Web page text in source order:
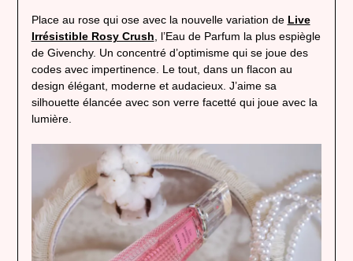
Place au rose qui ose avec la nouvelle variation de Live
Irrésistible Rosy Crush , l’Eau de Parfum la plus espiègle
de Givenchy. Un concentré d’optimisme qui se joue des
codes avec impertinence. Le tout, dans un flacon au
design élégant, moderne et audacieux. J’aime sa
silhouette élancée avec son verre facetté qui joue avec la
lumière.